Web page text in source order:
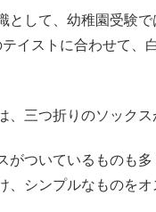
として、幼稚園受験
イストに合わせて、
、三つ折りのソックス
がついているものも
、シンプルなものをオ